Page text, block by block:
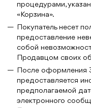
процедурами,
«Корзина».
Покупатель несет
предоставление
собой
Продавцом своих
После оформления
предоставляется
предполагаемой
электронного